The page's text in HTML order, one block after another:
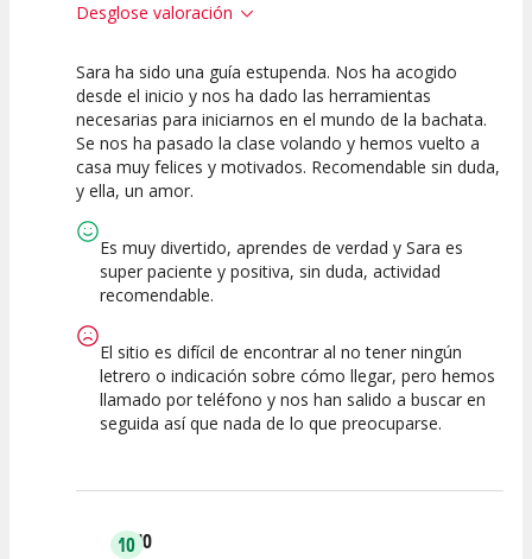
Desglose valoración
10
Calidad de la
Actividad
10
Atención del
Personal /
Guia
Sara ha sido una guía estupenda. Nos ha acogido
desde el inicio y nos ha dado las herramientas
necesarias para iniciarnos en el mundo de la bachata.
Se nos ha pasado la clase volando y hemos vuelto a
casa muy felices y motivados. Recomendable sin duda,
y ella, un amor.
Es muy divertido, aprendes de verdad y Sara es
super paciente y positiva, sin duda, actividad
recomendable.
El sitio es difícil de encontrar al no tener ningún
letrero o indicación sobre cómo llegar, pero hemos
llamado por teléfono y nos han salido a buscar en
seguida así que nada de lo que preocuparse.
10NO